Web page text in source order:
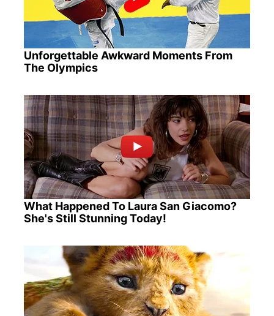
Unforgettable Awkward Moments From
The Olympics
What Happened To Laura San Giacomo?
She's Still Stunning Today!